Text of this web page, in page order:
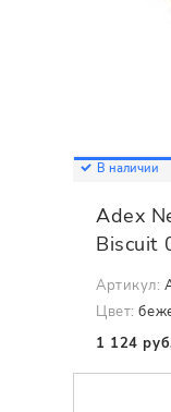
В наличии
Adex
Biscuit
Артикул:
Цвет:
1 124